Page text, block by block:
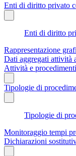
Enti di diritto privato
Enti di diritto
Rappresentazione
Dati aggregati attività
Attività e procedimenti
Tipologie di
Tipologie di
Monitoraggio tempi
Dichiarazioni